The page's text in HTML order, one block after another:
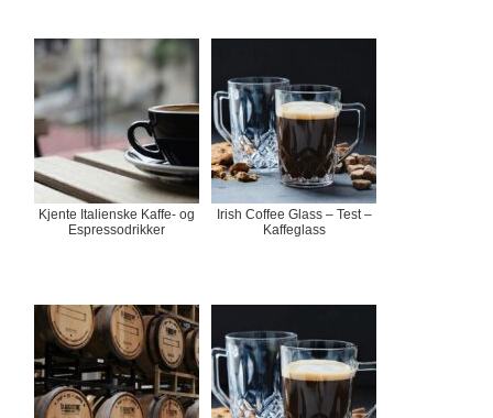
Kjente Italienske Kaffe- og
Espressodrikker
Irish Coffee Glass – Test –
Kaffeglass